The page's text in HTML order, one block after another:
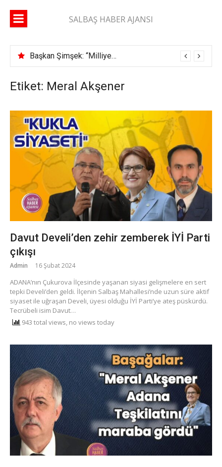
SALBAŞ HABER AJANSI
Başkan Şimşek: “Milliyetçiyim diyen adam ikametgahını buraya getirir”
Etiket: Meral Akşener
Davut Develi’den zehir zemberek İYİ Parti
çıkışı
Admin 16 Şubat 2024
ADANA’nın Çukurova İlçesinde yaşanan siyasi gelişmelere en sert
tepki Develi’den geldi. İlçenin Salbaş Mahallesi’nde uzun süre aktif
siyaset ile uğraşan Develi, üyesi olduğu İYİ Parti’ye ateş püskürdü.
Tecrübeli isim Davut…
943 total views, no views today